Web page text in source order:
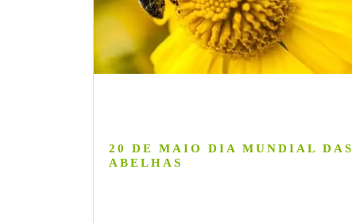
20 DE MAIO DIA MUNDIAL DAS
ABELHAS